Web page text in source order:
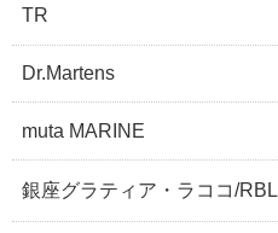
TR
Dr.Martens
muta MARINE
銀座グラティア・ラココ/RBL